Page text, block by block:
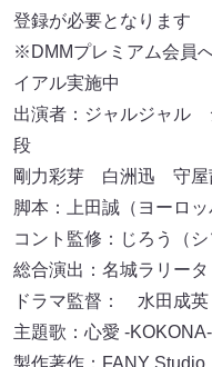
登録が必要となります
※DMMプレミアム会員
イアル実施中
出演者：ジャルジャ
段
剛力彩芽 白洲迅 守屋
脚本：上田誠（ヨーロッ
コント監修：じろう（シ
総合演出：名城ラリータ
ドラマ監督： 水田成英
主題歌：心愛 -KOKONA-
製作著作：FANY Studio